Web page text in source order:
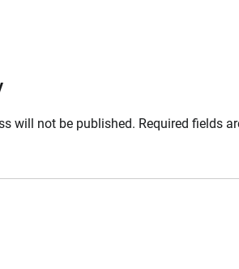
will not be published. Required fields